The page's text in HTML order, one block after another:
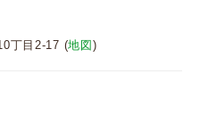
丁目2-17 (地図 )